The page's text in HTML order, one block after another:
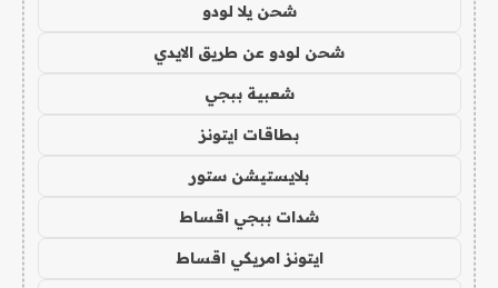
شحن يلا لودو
شحن لودو عن طريق الايدي
شعبية ببجي
بطاقات ايتونز
بلايستيشن ستور
شدات ببجي اقساط
ايتونز امريكي اقساط